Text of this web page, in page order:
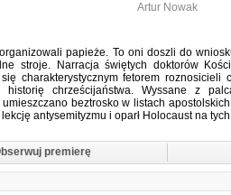
Artur Nowak
papieże. To oni doszli do
stroje. Narracja świętych doktorów
charakterystycznym fetorem
chrześcijaństwa. Wyssane z
beztrosko w listach
lekcję antysemityzmu i oparł Holocaust na
"...
premierę